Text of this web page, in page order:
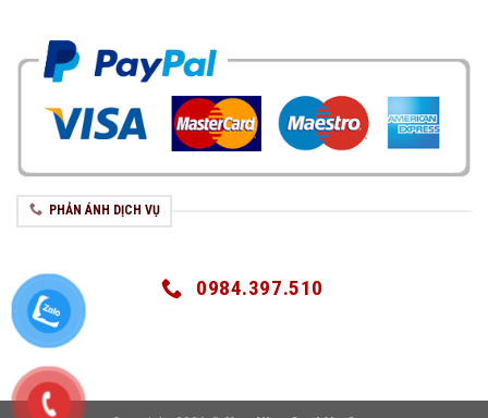
PHẢN ÁNH DỊCH VỤ
0984.397.510